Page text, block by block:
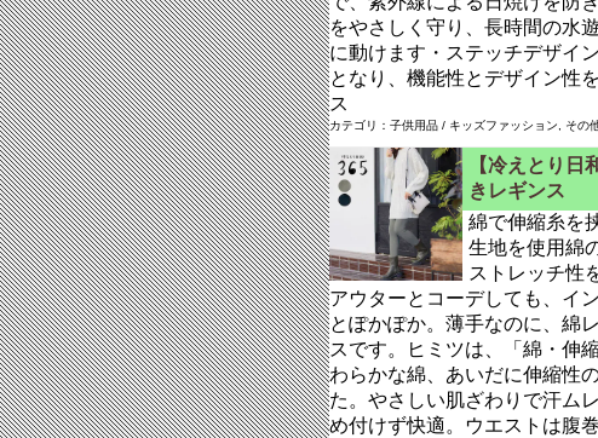
をやさしく守り、長時間の水
に動けます・ステッチデザイ
となり、機能性とデザイン性
ス
カテゴリ：子供用品 / キッズファッション, その
【冷えとり
きレギンス
綿で伸縮糸を
生地を使用綿
ストレッチ性
アウターとコーデしても、イ
とぽかぽか。薄手なのに、綿
スです。ヒミツは、「綿・伸
わらかな綿、あいだに伸縮性
た。やさしい肌ざわりで汗ム
め付けず快適。ウエストは腹